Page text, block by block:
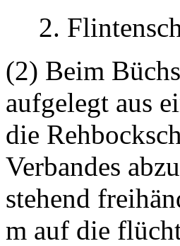
2.
(2) Beim
aufgelegt aus
die
Verbandes
stehend
m auf die